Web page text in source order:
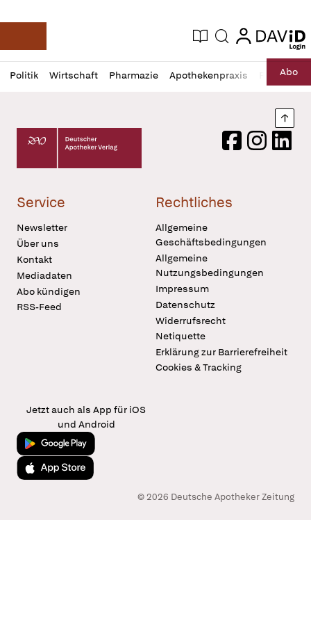
Deutsche Apotheker Zeitung
Aktuelle Ausgabe
Suche login
login
Politik Wirtschaft Pharmazie Apothekenpraxis RechtAbo
Profil
öffnen
Daz
Pur
Deutscher Apotheker Verlag Logo
FacebookInstagram
Service
Newsletter
Über uns
Kontakt
Mediadaten
Abo kündigen
RSS-Feed
Rechtliches
Allgemeine
Geschäftsbedingungen
Allgemeine
Nutzungsbedingungen
Impressum
Datenschutz
Widerrufsrecht
Netiquette
Erklärung zur Barrierefreiheit
Cookies & Tracking
Jetzt auch als App für iOS
und Android
Jetzt bei Google Play
Laden im App Store
© 2026 Deutsche Apotheker Zeitung